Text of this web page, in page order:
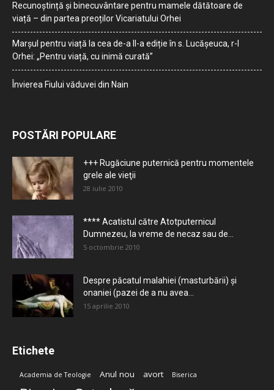
Recunoștință și binecuvântare pentru mamele dătătoare de
viață – din partea preoților Vicariatului Orhei
Marșul pentru viață la cea de-a II-a ediție în s. Lucășeuca, r-l
Orhei: „Pentru viață, cu inimă curată”
Învierea Fiului văduvei din Nain
POSTĂRI POPULARE
+++ Rugăciune puternică pentru momentele
grele ale vieţii
28 iulie 2010
**** Acatistul către Atotputernicul
Dumnezeu, la vreme de necaz sau de...
5 octombrie 2010
Despre păcatul malahiei (masturbării) şi
onaniei (pazei de a nu avea...
15 aprilie 2010
Etichete
Academia de Teologie Anul nou avort Biserica